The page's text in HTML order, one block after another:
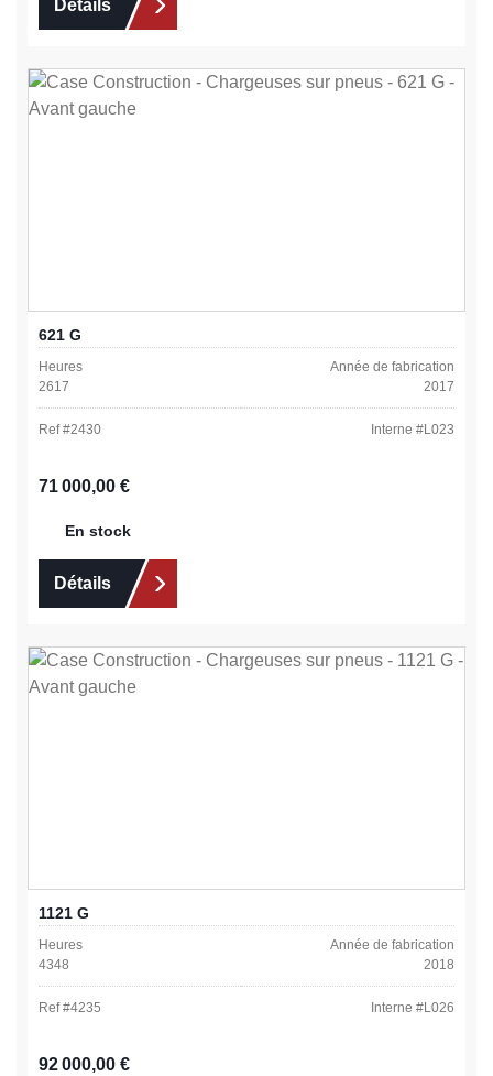
Détails
621 G
Heures
2617
Année de fabrication
2017
Ref #2430 Interne #L023
Prix régulier :
71 000,00 €
En stock
Détails
1121 G
Heures
4348
Année de fabrication
2018
Ref #4235 Interne #L026
Prix régulier :
92 000,00 €